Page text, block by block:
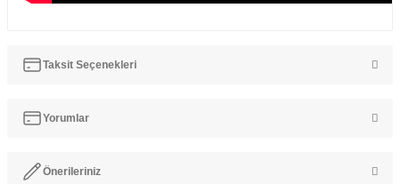
Taksit Seçenekleri
Yorumlar
Önerileriniz